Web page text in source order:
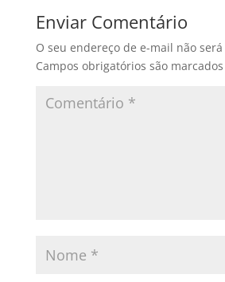
Enviar Comentário
O seu endereço de e-mail não
Campos obrigatórios são